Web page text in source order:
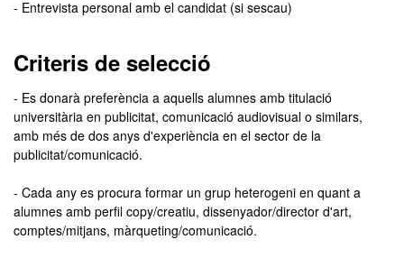
- Entrevista personal amb el candidat (si sescau)
Criteris de selecció
- Es donarà preferència a aquells alumnes amb titulació
universitària en publicitat, comunicació audiovisual o similars,
amb més de dos anys d'experiència en el sector de la
publicitat/comunicació.
- Cada any es procura formar un grup heterogeni en quant a
alumnes amb perfil copy/creatiu, dissenyador/director d'art,
comptes/mitjans, màrqueting/comunicació.